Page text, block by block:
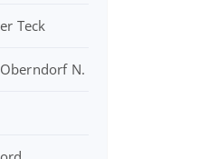
Teck
N.